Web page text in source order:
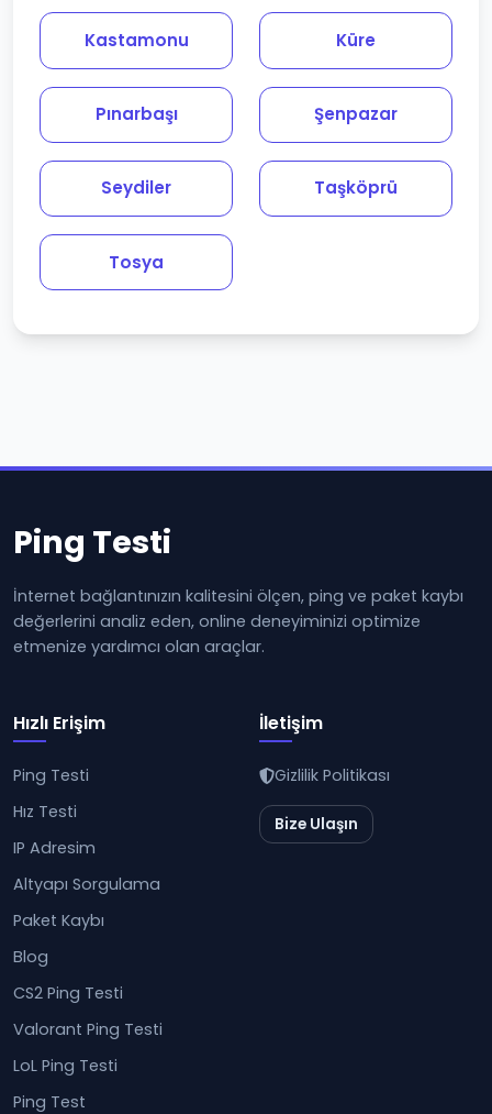
Kastamonu Küre
Pınarbaşı Şenpazar
Seydiler Taşköprü
Tosya
Ping Testi
İnternet bağlantınızın kalitesini ölçen, ping ve paket kaybı
değerlerini analiz eden, online deneyiminizi optimize
etmenize yardımcı olan araçlar.
Hızlı Erişim
Ping Testi
Hız Testi
IP Adresim
Altyapı Sorgulama
Paket Kaybı
Blog
CS2 Ping Testi
Valorant Ping Testi
LoL Ping Testi
Ping Test
İletişim
Gizlilik Politikası
Bize Ulaşın